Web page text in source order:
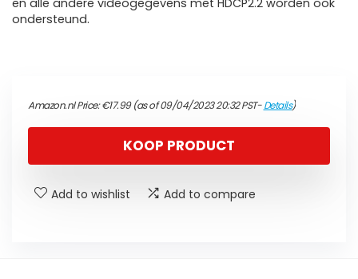
en alle andere videogegevens met HDCP2.2 worden ook
ondersteund.
Amazon.nl Price:€17.99(as of 09/04/2023 20:32 PST-Details)
KOOP PRODUCT
Add to wishlist Add to compare